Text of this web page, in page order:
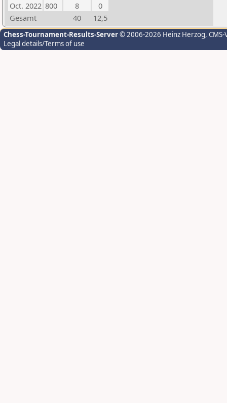
Oct. 2022 800 8
0
Gesamt
40 12,5
Chess-Tournament-Results-Server© 2006-2026 Heinz Herzog,
Legal details/Terms of use